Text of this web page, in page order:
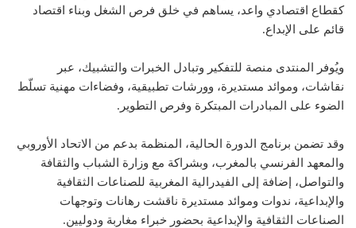
كقطاع اقتصادي واعد، يساهم في خلق فرص الشغل وبناء اقتصاد
قائم على الإبداع.
ويُوفر المنتدى منصة للتفكير وتبادل الخبرات والتشبيك، عبر
نقاشات، وموائد مستديرة، وورشات تطبيقية، وفضاءات مهنية تسلّط
الضوء على المبادرات المبتكرة وفرص التطوير.
وقد تضمن برنامج الدورة الحالية، المنظمة بدعم من الاتحاد الأوروبي
والمعهد الفرنسي بالمغرب، وبشراكة مع وزارة الشباب والثقافة
والتواصل، إضافة إلى الفيدرالية المغربية للصناعات الثقافية
والإبداعية، ندوات وموائد مستديرة ناقشت رهانات وتوجهات
الصناعات الثقافية والإبداعية بحضور خبراء مغاربة ودوليين.